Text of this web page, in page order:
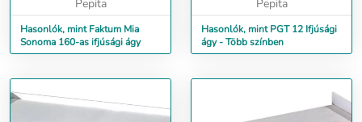
Pepita
Hasonlók, mint Faktum Mia
Sonoma 160-as ifjúsági ágy
Pepita
Hasonlók, mint PGT 12 Ifjúsági
ágy - Több színben